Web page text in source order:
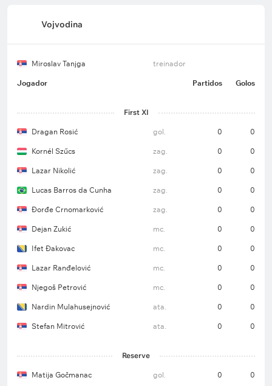
Vojvodina
Miroslav Tanjga treinador
Jogador Partidos Golos
First XI
Dragan Rosić gol. 0 0
Kornél Szűcs zag. 0 0
Lazar Nikolić zag. 0 0
Lucas Barros da Cunha zag. 0 0
Đorđe Crnomarković zag. 0 0
Dejan Zukić mc. 0 0
Ifet Đakovac mc. 0 0
Lazar Ranđelović mc. 0 0
Njegoš Petrović mc. 0 0
Nardin Mulahusejnović ata. 0 0
Stefan Mitrović ata. 0 0
Reserve
Matija Gočmanac gol. 0 0